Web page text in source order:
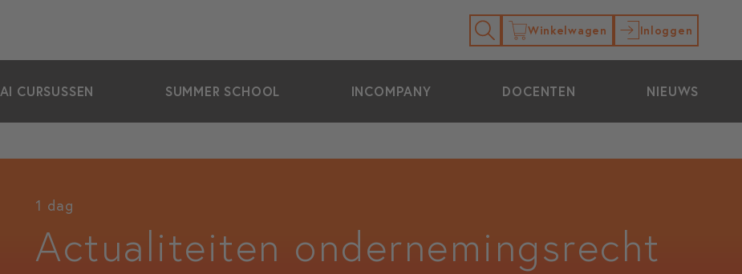
Winkelwagen Inloggen
AI CURSUSSEN SUMMER SCHOOL INCOMPANY DOCENTEN NIEUWS
1 dag
Actualiteiten ondernemingsrecht